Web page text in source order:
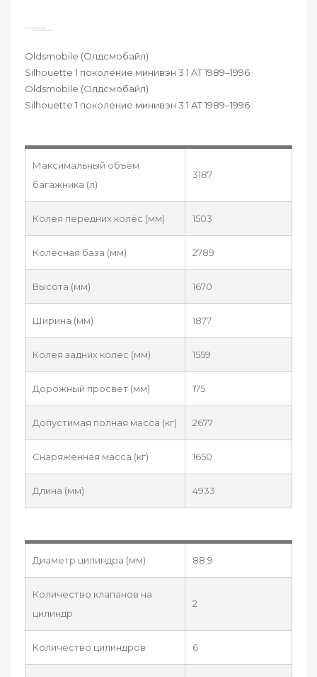
Oldsmobile (Олдсмобайл)
Silhouette 1 поколение минивэн 3.1 AT 1989–1996
Oldsmobile (Олдсмобайл)
Silhouette 1 поколение минивэн 3.1 AT 1989–1996
Максимальный объём
багажника (л)
3187
Колея передних колёс (мм) 1503
Колёсная база (мм) 2789
Высота (мм) 1670
Ширина (мм) 1877
Колея задних колёс (мм) 1559
Дорожный просвет (мм) 175
Допустимая полная масса (кг) 2677
Снаряженная масса (кг) 1650
Длина (мм) 4933
Диаметр цилиндра (мм) 88.9
Количество клапанов на
цилиндр
2
Количество цилиндров 6